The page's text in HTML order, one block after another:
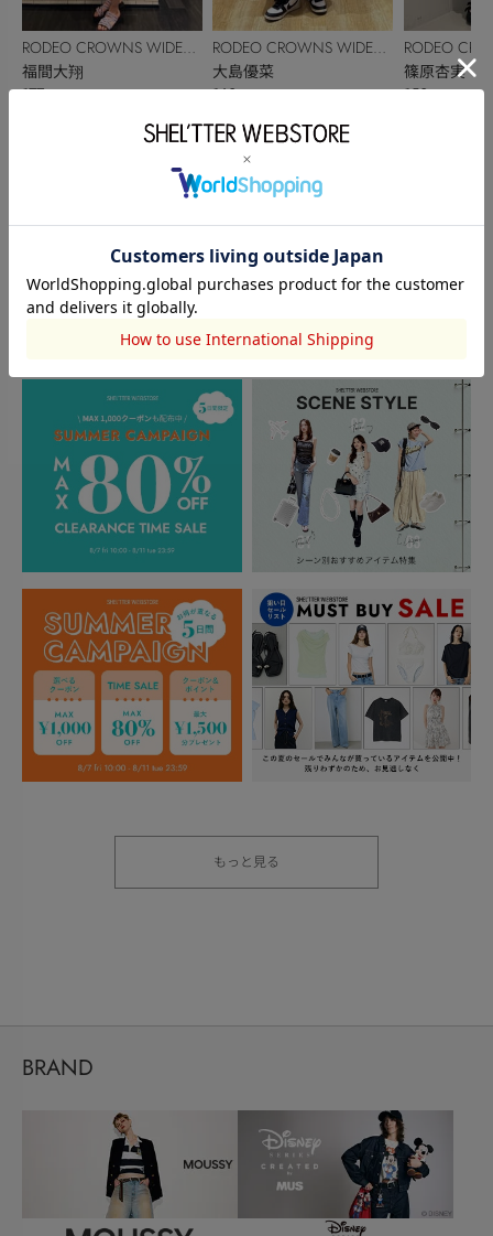
RODEO CROWNS WIDE
BOWL
福間大翔
177cm
RODEO CROWNS WIDE
BOWL
大島優菜
160cm
RODEO
BOWL
篠原杏実
150cm
このアイテムを見た人がチェックしている商品
もっと見る
BRAND